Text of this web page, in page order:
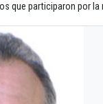
que participaron por